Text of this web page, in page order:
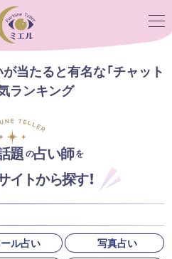
が当たると有名な「チャット
ランキング
題の占い師を
イトから探す！
ル占い
写真占い